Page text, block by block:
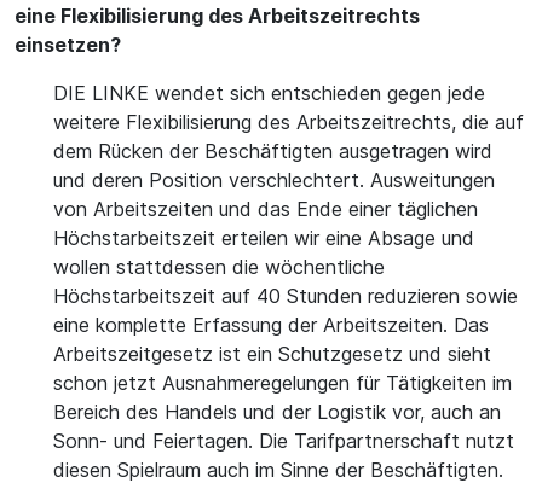
eine Flexibilisierung des Arbeitszeitrechts
einsetzen?
DIE LINKE wendet sich entschieden gegen jede
weitere Flexibilisierung des Arbeitszeitrechts, die auf
dem Rücken der Beschäftigten ausgetragen wird
und deren Position verschlechtert. Ausweitungen
von Arbeitszeiten und das Ende einer täglichen
Höchstarbeitszeit erteilen wir eine Absage und
wollen stattdessen die wöchentliche
Höchstarbeitszeit auf 40 Stunden reduzieren sowie
eine komplette Erfassung der Arbeitszeiten. Das
Arbeitszeitgesetz ist ein Schutzgesetz und sieht
schon jetzt Ausnahmeregelungen für Tätigkeiten im
Bereich des Handels und der Logistik vor, auch an
Sonn- und Feiertagen. Die Tarifpartnerschaft nutzt
diesen Spielraum auch im Sinne der Beschäftigten.